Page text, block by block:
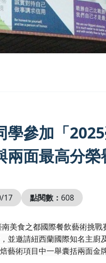
參加「
兩面最高分榮
17 點閱數： 608
美食之都國際餐飲藝術挑
並邀請紐西蘭國際知名主
藝術項目中一舉囊括兩面金